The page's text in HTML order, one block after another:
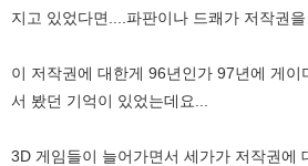
지고 있었다면....파판이나 드쾌가 저작권을
이 저작권에 대한게 96년인가 97년에 게이
서 봤던 기억이 있었는데요...
3D 게임들이 늘어가면서 세가가 저작권에